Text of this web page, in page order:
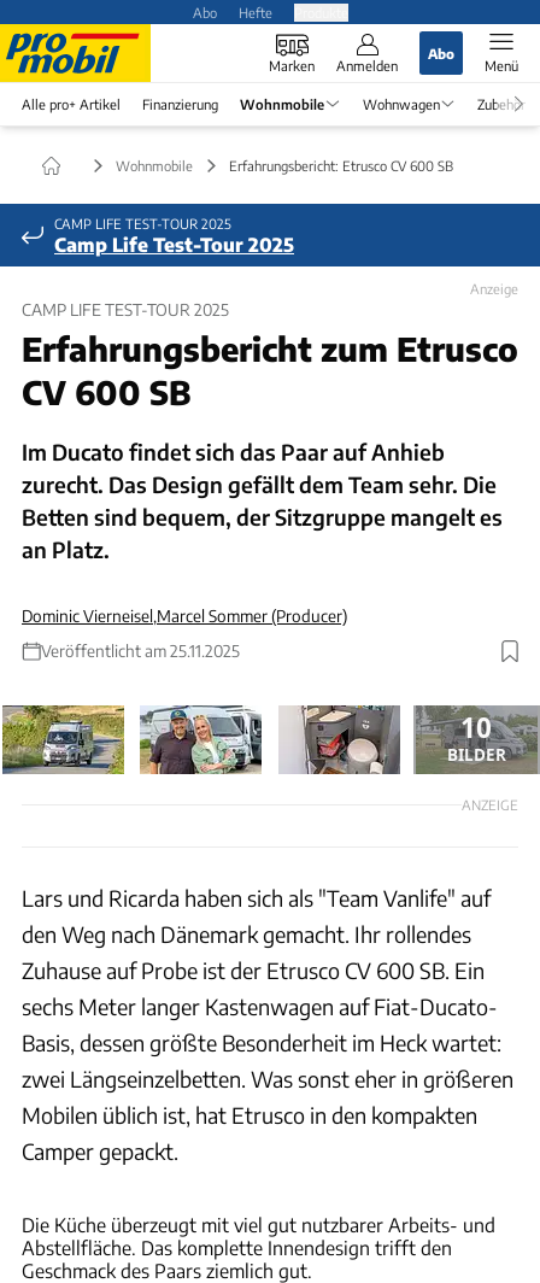
Abo Hefte
Marken Anmelden
Abo
Menü
Alle pro+ Artikel Finanzierung Wohnmobile Wohnwagen Zubehör
Wohnmobile Erfahrungsbericht: Etrusco CV 600 SB
CAMP LIFE TEST-TOUR 2025
Camp Life Test-Tour 2025
Anzeige
CAMP LIFE TEST-TOUR 2025
Erfahrungsbericht zum Etrusco
CV 600 SB
Im Ducato findet sich das Paar auf Anhieb
zurecht. Das Design gefällt dem Team sehr. Die
Betten sind bequem, der Sitzgruppe mangelt es
an Platz.
Dominic Vierneisel,Marcel Sommer (Producer)
Veröffentlicht am 25.11.2025
10
BILDER
ANZEIGE
Lars und Ricarda haben sich als "Team Vanlife" auf
den Weg nach Dänemark gemacht. Ihr rollendes
Zuhause auf Probe ist der Etrusco CV 600 SB. Ein
sechs Meter langer Kastenwagen auf Fiat-Ducato-
Basis, dessen größte Besonderheit im Heck wartet:
zwei Längseinzelbetten. Was sonst eher in größeren
Mobilen üblich ist, hat Etrusco in den kompakten
Camper gepackt.
Die Küche überzeugt mit viel gut nutzbarer Arbeits- und
Abstellfläche. Das komplette Innendesign trifft den
Geschmack des Paars ziemlich gut.